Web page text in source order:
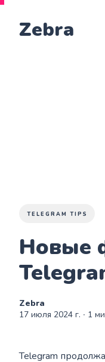
Zebra
TELEGRAM TIPS
Новые
Zebra
17 июля 2024 г. ∙ 1
Telegram